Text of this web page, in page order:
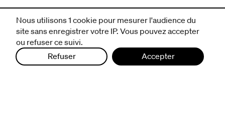
à propos
Nous utilisons 1 cookie pour mesurer l'audience du
site sans enregistrer votre IP. Vous pouvez accepter
ou refuser ce suivi.
Refuser
Accepter